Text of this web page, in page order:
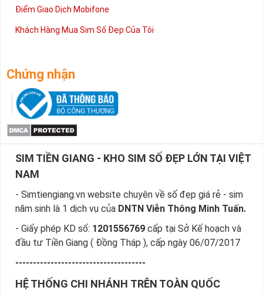
Điểm Giao Dịch Mobifone
Khách Hàng Mua Sim Số Đẹp Của Tôi
Chứng nhận
SIM TIỀN GIANG - KHO SIM SỐ ĐẸP LỚN TẠI VIỆT
NAM
- Simtiengiang.vn website chuyên về số đẹp giá rẻ - sim
năm sinh là 1 dịch vụ của DNTN Viễn Thông Minh Tuấn.
- Giấy phép KD số: 1201556769 cấp tại Sở Kế hoạch và
đầu tư Tiền Giang ( Đồng Tháp ), cấp ngày 06/07/2017
-------------------------------------
HỆ THỐNG CHI NHÁNH TRÊN TOÀN QUỐC